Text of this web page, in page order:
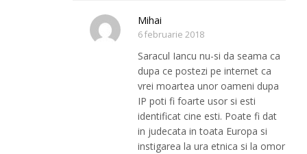
Mihai
6 februarie 2018
Saracul Iancu nu-si da seama ca
dupa ce postezi pe internet ca
vrei moartea unor oameni dupa
IP poti fi foarte usor si esti
identificat cine esti. Poate fi dat
in judecata in toata Europa si
instigarea la ura etnica si la omor